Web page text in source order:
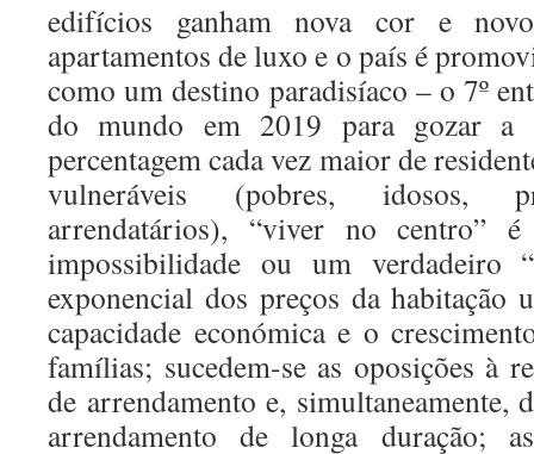
edifícios ganham nova cor e
apartamentos de luxo e o país é
como um destino paradisíaco – o 7º
do mundo em 2019 para gozar a
percentagem cada vez maior de
vulneráveis (pobres, idosos,
arrendatários), “viver no centro”
impossibilidade ou um verdadeiro
exponencial dos preços da habitação
capacidade económica e o
famílias; sucedem-se as oposições à
de arrendamento e, simultaneamente,
arrendamento de longa duração;